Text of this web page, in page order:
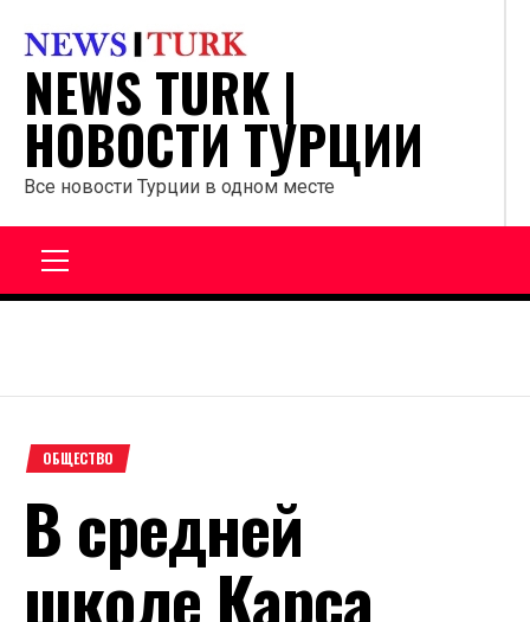
содержанию
NEWS TURK |
НОВОСТИ ТУРЦИИ
Все новости Турции в одном месте
ОБЩЕСТВО
В средней
школе Карса